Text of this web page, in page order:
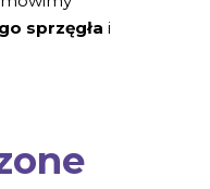
sprzęgła i